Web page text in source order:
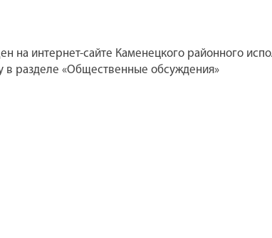
интернет-сайте Каменецкого районного
разделе «Общественные обсуждения»